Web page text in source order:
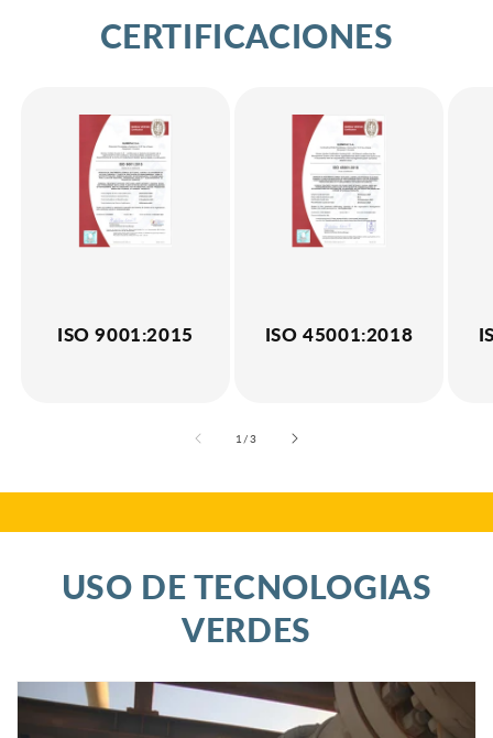
CERTIFICACIONES
ISO 9001:2015 ISO 45001:2018
1 /de
3
USO DE TECNOLOGIAS
VERDES